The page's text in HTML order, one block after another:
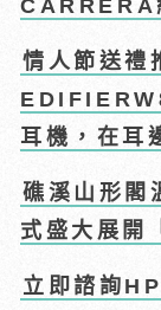
CARRERA
情人節送禮
耳機，在耳
礁溪山形閣
式盛大展開
立即諮詢